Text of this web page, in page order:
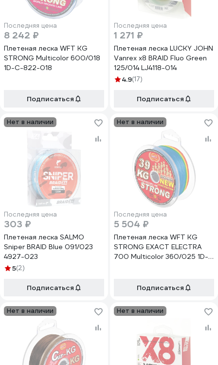
Последняя цена
8 242 ₽
Плетеная леска WFT KG
STRONG Multicolor 600/018
1D-C-822-018
Подписаться
Последняя цена
1 271 ₽
Плетеная леска LUCKY JOHN
Vanrex х8 BRAID Fluo Green
125/014 LJ4118-014
4.9(17)
Подписаться
Нет в наличии
Последняя цена
303 ₽
Плетеная леска SALMO
Sniper BRAID Blue 091/023
4927-023
5(2)
Подписаться
Нет в наличии
Последняя цена
5 504 ₽
Плетеная леска WFT KG
STRONG EXACT ELECTRA
700 Multicolor 360/025 1D-
Подписаться
Нет в наличии Нет в наличии